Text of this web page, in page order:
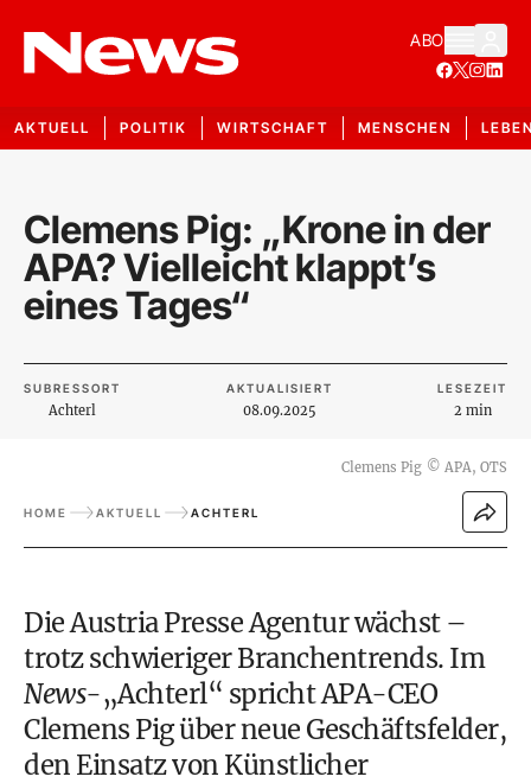
ABO
AKTUELL POLITIK WIRTSCHAFT MENSCHEN
Clemens Pig: „Krone in der
APA? Vielleicht klappt’s
eines Tages“
SUBRESSORT
Achterl
AKTUALISIERT
08.09.2025
LESEZEIT
2 min
Clemens Pig © APA, OTS
HOME AKTUELL ACHTERL
Die Austria Presse Agentur wächst –
trotz schwieriger Branchentrends. Im
News-„Achterl“ spricht APA-CEO
Clemens Pig über neue Geschäftsfelder,
den Einsatz von Künstlicher